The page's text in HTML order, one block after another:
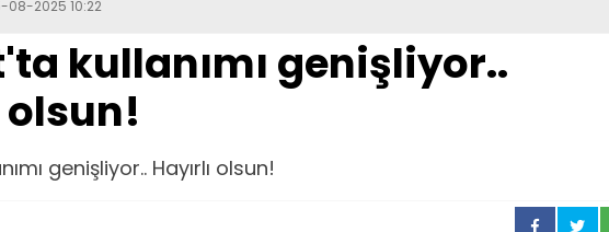
08-2025 10:22
kullanımı genişliyor..
olsun!
genişliyor.. Hayırlı olsun!